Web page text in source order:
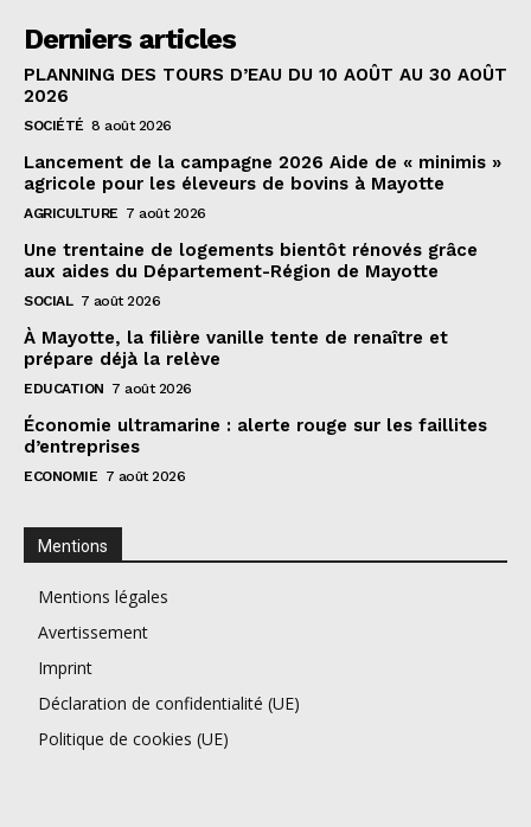
Derniers articles
PLANNING DES TOURS D’EAU DU 10 AOÛT AU 30 AOÛT
2026
SOCIÉTÉ 8 août 2026
Lancement de la campagne 2026 Aide de « minimis »
agricole pour les éleveurs de bovins à Mayotte
AGRICULTURE 7 août 2026
Une trentaine de logements bientôt rénovés grâce
aux aides du Département-Région de Mayotte
SOCIAL 7 août 2026
À Mayotte, la filière vanille tente de renaître et
prépare déjà la relève
EDUCATION 7 août 2026
Économie ultramarine : alerte rouge sur les faillites
d’entreprises
ECONOMIE 7 août 2026
Mentions
Mentions légales
Avertissement
Imprint
Déclaration de confidentialité (UE)
Politique de cookies (UE)